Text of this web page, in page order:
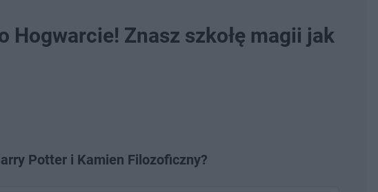
Hogwarcie! Znasz szkołę magii jak
Potter i Kamien Filozoficzny?